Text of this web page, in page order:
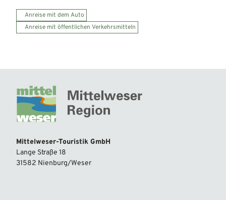
Anreise mit dem Auto
Anreise mit öffentlichen Verkehrsmitteln
Mittelweser-Touristik GmbH
Lange Straße 18
31582 Nienburg/Weser